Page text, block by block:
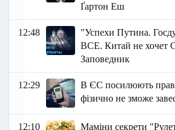
Ґартон Еш
12:48
"Успехи Путина.
ВСЕ. Китай не хочет
Заповедник
12:29
В ЄС посилюють
фізично не зможе
12:10 Маміни секрети